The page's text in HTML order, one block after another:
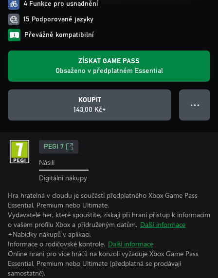
4 Funkce pro usnadnění
15 Podporované jazyky
Převážně kompatibilní
ZÍSKAT GAME PASS
Obsaženo v předplatném Essential
KOUPIT
143,00 Kč+
● ● ●
PEGI 7
Násilí
Digitální nákupy
Hra hratelná v cloudu je součástí předplatného Xbox Game Pass
Essential, Premium nebo Ultimate.
Vydavatelé her, které spouštíte, získají při hraní přístup k informacím
o vašem profilu Xbox a přidruženým datům. Další informace
+Nabídky nákupů v aplikaci.
Informace o rodičovské kontrole. Další informace
Online hraní pro více hráčů na konzoli vyžaduje Xbox Game Pass
Essential, Premium nebo Ultimate (předplatná se prodávají
samostatně).